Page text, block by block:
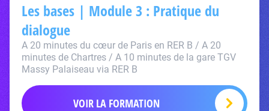
Les bases | Module 3 : Pratique du
dialogue
A 20 minutes du cœur de Paris en RER B / A 20
minutes de Chartres / A 10 minutes de la gare TGV
Massy Palaiseau via RER B
VOIR LA FORMATION